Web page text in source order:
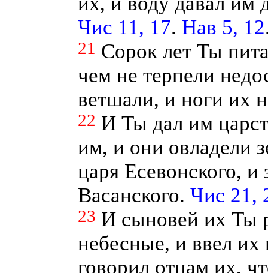
Чис 11, 17. Нав 5, 12
21 Сорок лет Ты
чем не терпели
ветшали, и ноги их
22 И Ты дал им
им, и они овладели
царя Есевонского,
Васанского. Чис 21,
23 И сыновей их Ты
небесные, и ввел
говорил отцам их,